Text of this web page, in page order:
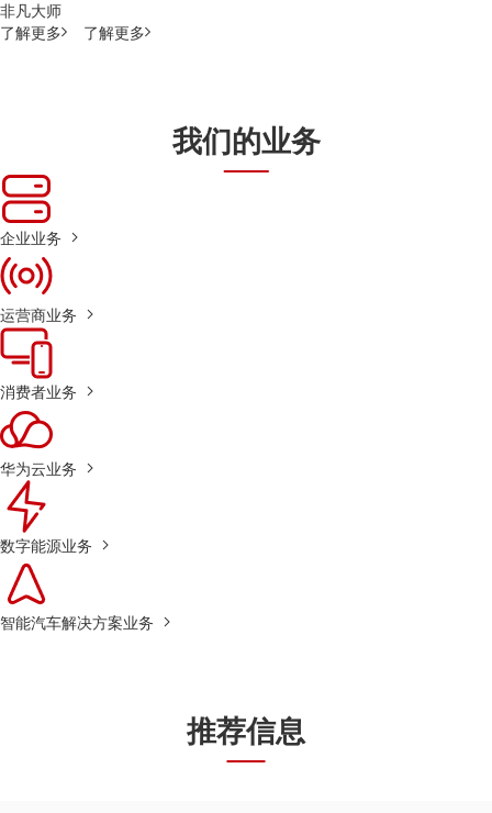
非凡大师
了解更多
了解更多
我们的业务
企业业务
运营商业务
消费者业务
华为云业务
数字能源业务
智能汽车解决方案业务
推荐信息